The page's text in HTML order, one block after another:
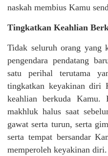
naskah membius Kamu
Tingkatkan Keahlian
Tidak seluruh orang yang
pengendara pendatang
satu perihal terutama
tingkatkan keyakinan diri
keahlian berkuda Kamu.
makhluk halus saat
gawat serta turun, serta
serta tempat bersandar
memperoleh keyakinan diri.